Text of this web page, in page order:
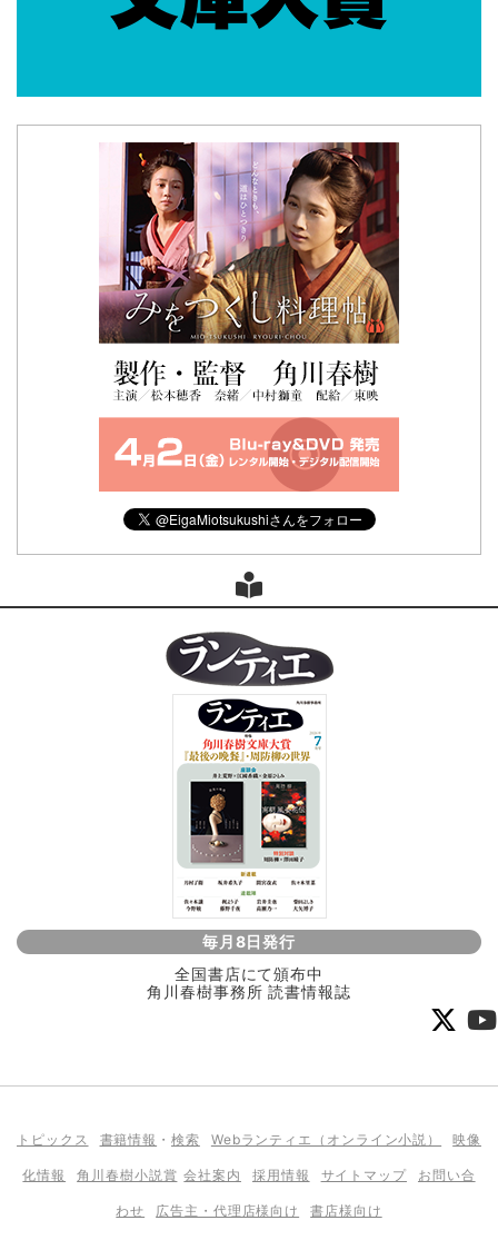
毎月8日発行
全国書店にて頒布中
角川春樹事務所 読書情報誌
トピックス 書籍情報 ・検索 Webランティエ（オンライン小説） 映像
化情報 角川春樹小説賞 会社案内 採用情報 サイトマップ お問い合
わせ 広告主・代理店様向け 書店様向け